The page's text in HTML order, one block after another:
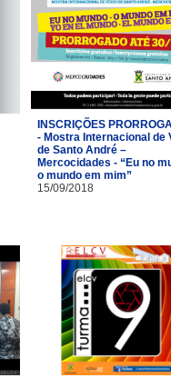
INSCRIÇÕES
- Mostra Internacional de
de Santo André –
Mercocidades - “Eu no
o mundo em mim”
15/09/2018